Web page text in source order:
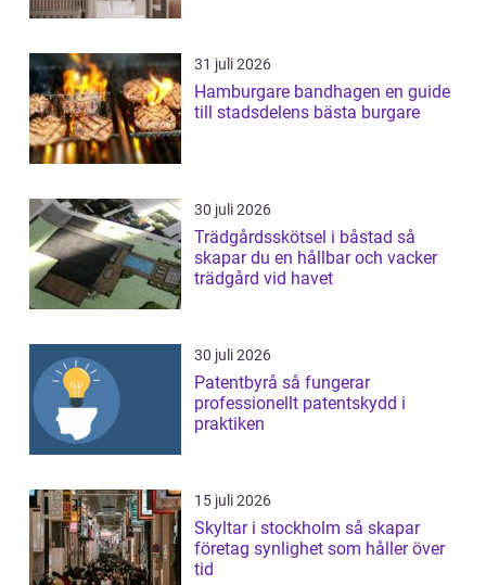
31 juli 2026
Hamburgare bandhagen en guide
till stadsdelens bästa burgare
30 juli 2026
Trädgårdsskötsel i båstad så
skapar du en hållbar och vacker
trädgård vid havet
30 juli 2026
Patentbyrå så fungerar
professionellt patentskydd i
praktiken
15 juli 2026
Skyltar i stockholm så skapar
företag synlighet som håller över
tid